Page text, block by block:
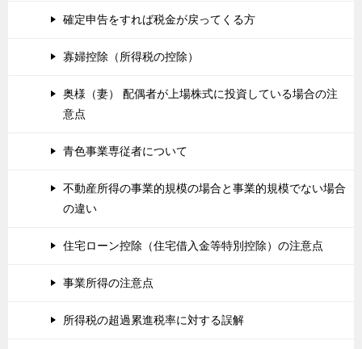
確定申告をすれば税金が戻ってくる方
寡婦控除（所得税の控除）
奥様（妻） 配偶者が上場株式に投資している場合の注
意点
青色事業専従者について
不動産所得の事業的規模の場合と事業的規模でない場合
の違い
住宅ローン控除（住宅借入金等特別控除）の注意点
事業所得の注意点
所得税の超過累進税率に対する誤解